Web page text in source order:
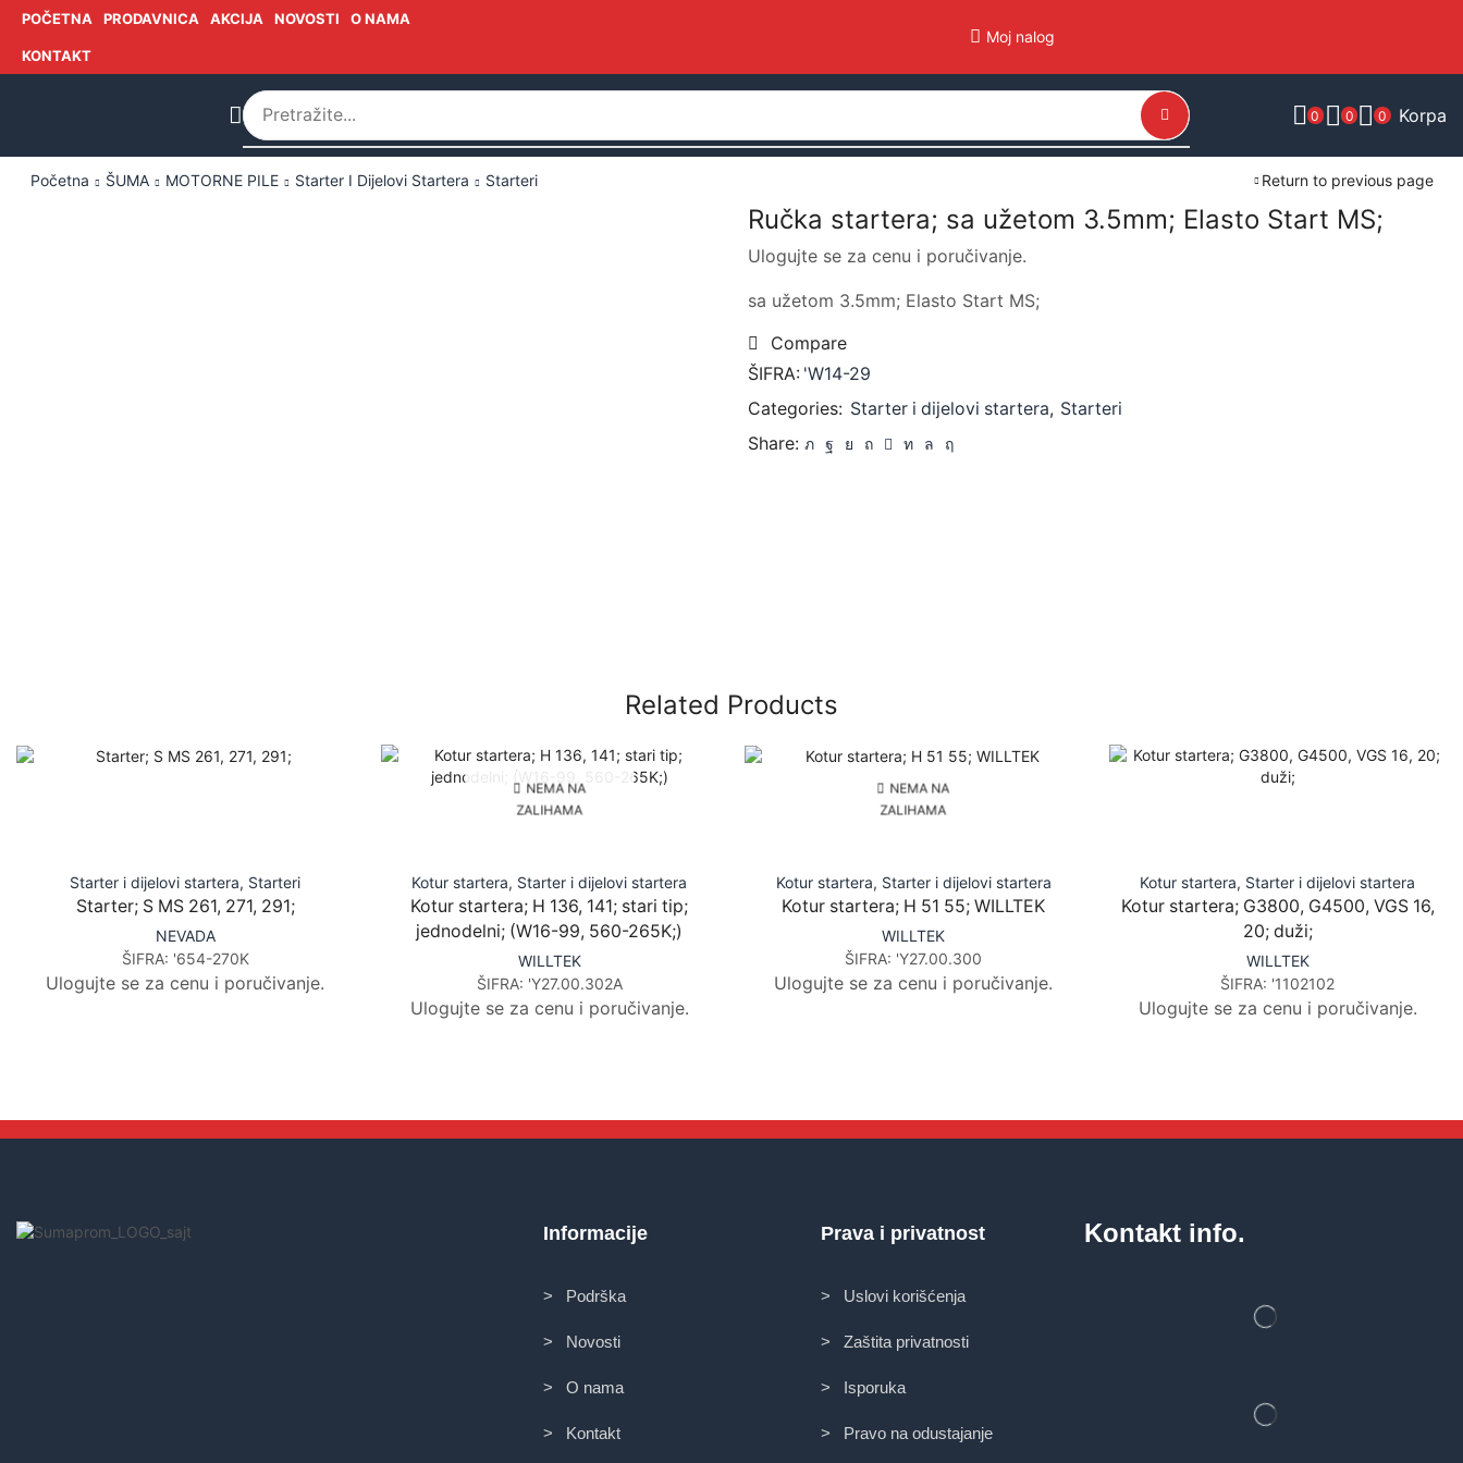
POČETNA PRODAVNICA AKCIJA NOVOSTI O NAMA
KONTAKT
Moj nalog
0 0 0 Korpa
Početna ŠUMA MOTORNE PILE Starter I Dijelovi Startera Starteri Return to previous page
Ručka startera; sa užetom 3.5mm; Elasto Start MS;
Ulogujte se za cenu i poručivanje.
sa užetom 3.5mm; Elasto Start MS;
Compare
ŠIFRA: 'W14-29
Categories: Starter i dijelovi startera, Starteri
Share:
Related Products
Starter i dijelovi startera, Starteri
Starter; S MS 261, 271, 291;
NEVADA
ŠIFRA: '654-270K
Ulogujte se za cenu i poručivanje.
NEMA NA
ZALIHAMA
Kotur startera, Starter i dijelovi startera
Kotur startera; H 136, 141; stari tip;
jednodelni; (W16-99, 560-265K;)
WILLTEK
ŠIFRA: 'Y27.00.302A
Ulogujte se za cenu i poručivanje.
NEMA NA
ZALIHAMA
Kotur startera, Starter i dijelovi startera
Kotur startera; H 51 55; WILLTEK
WILLTEK
ŠIFRA: 'Y27.00.300
Ulogujte se za cenu i poručivanje.
Kotur startera, Starter i dijelovi startera
Kotur startera; G3800, G4500, VGS 16,
20; duži;
WILLTEK
ŠIFRA: '1102102
Ulogujte se za cenu i poručivanje.
Informacije
> Podrška
> Novosti
> O nama
> Kontakt
Prava i privatnost
> Uslovi korišćenja
> Zaštita privatnosti
> Isporuka
> Pravo na odustajanje
Kontakt info.